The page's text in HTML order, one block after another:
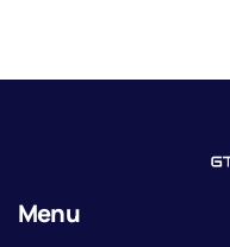
Menu